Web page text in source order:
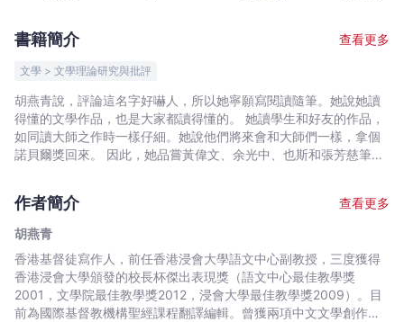
文
字
界
裡
的
港、
生
和
信
仰
書籍簡介 查看更多
文學 > 文學理論研究與批評
胡燕青說，評論這名字好嚇人，所以她寧願寫閱讀隨筆。她說她讀
得懂的文學作品，也是大家都讀得懂的。 她讀學生和好友的作品，
如同讀大師之作時一樣仔細。她說他們將來會和大師們一樣，拿個
諾貝爾獎回來。 因此，她品嘗黃偉文、余光中、也斯和張芳慈筆下
Fitzgerald），從張愛玲到R.S.托馬斯（Ronald Stuart
Thomas），她都深刻欣賞；她當然也要與你分享諾貝爾文學獎得主
托馬斯·特朗斯特羅默（Tomas Transtromer）這位偉大基督徒詩人
的佳作。
作者簡介
查看更多
胡燕青
香港基督徒寫作人，前任香港浸會大學語文中心副教授，三度獲得
香港浸會大學頒發的校長杯傑出表現獎（語文中心最佳教學獎
2001，文學院最佳教學獎2012，浸會大學最佳教學獎2009）。目
前為國際基督教機構聖經課程翻譯編輯。曾獲兩項中文文學創作獎